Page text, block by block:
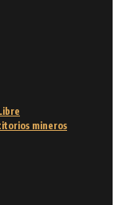
mineros